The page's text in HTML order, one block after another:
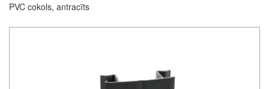
PVC cokols, antracīts